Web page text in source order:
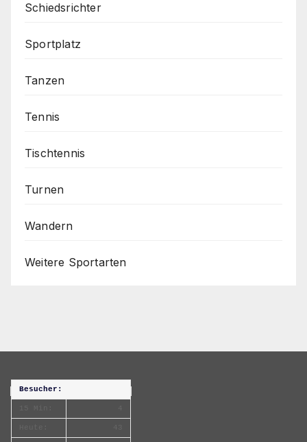
Schiedsrichter
Sportplatz
Tanzen
Tennis
Tischtennis
Turnen
Wandern
Weitere Sportarten
Besucher: